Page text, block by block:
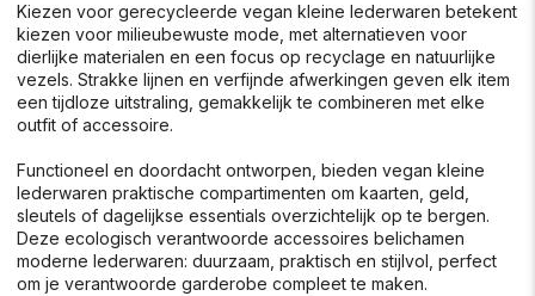
Kiezen voor gerecycleerde vegan kleine lederwaren betekent
kiezen voor milieubewuste mode, met alternatieven voor
dierlijke materialen en een focus op recyclage en natuurlijke
vezels. Strakke lijnen en verfijnde afwerkingen geven elk item
een tijdloze uitstraling, gemakkelijk te combineren met elke
outfit of accessoire.
Functioneel en doordacht ontworpen, bieden vegan kleine
lederwaren praktische compartimenten om kaarten, geld,
sleutels of dagelijkse essentials overzichtelijk op te bergen.
Deze ecologisch verantwoorde accessoires belichamen
moderne lederwaren: duurzaam, praktisch en stijlvol, perfect
om je verantwoorde garderobe compleet te maken.